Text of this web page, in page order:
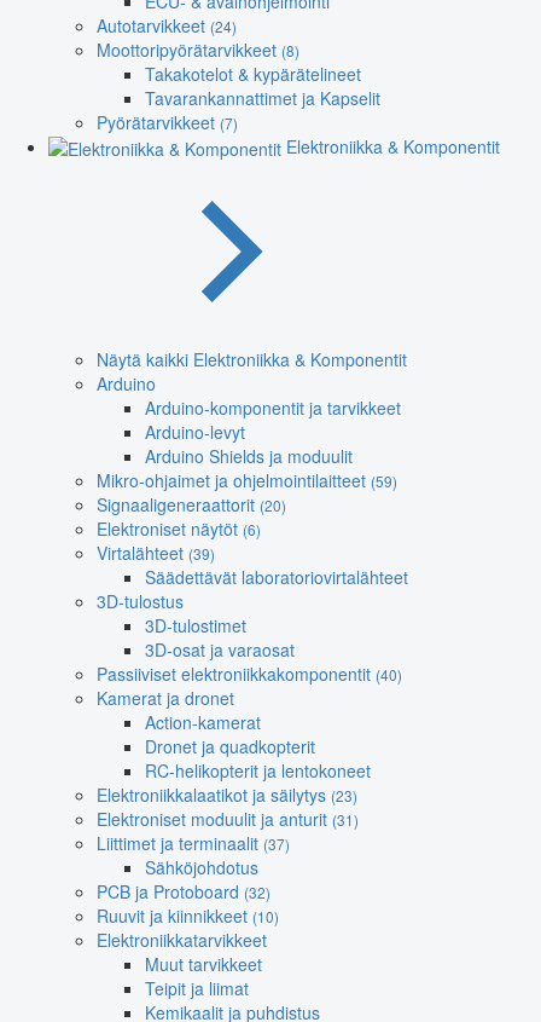
Autotarvikkeet (24)
Moottoripyörätarvikkeet (8)
Takakotelot & kypärätelineet
Tavarankannattimet ja Kapselit
Pyörätarvikkeet (7)
Elektroniikka & Komponentit
Näytä kaikki Elektroniikka & Komponentit
Arduino
Arduino-komponentit ja tarvikkeet
Arduino-levyt
Arduino Shields ja moduulit
Mikro-ohjaimet ja ohjelmointilaitteet (59)
Signaaligeneraattorit (20)
Elektroniset näytöt (6)
Virtalähteet (39)
Säädettävät laboratoriovirtalähteet
3D-tulostus
3D-tulostimet
3D-osat ja varaosat
Passiiviset elektroniikkakomponentit (40)
Kamerat ja dronet
Action-kamerat
Dronet ja quadkopterit
RC-helikopterit ja lentokoneet
Elektroniikkalaatikot ja säilytys (23)
Elektroniset moduulit ja anturit (31)
Liittimet ja terminaalit (37)
Sähköjohdotus
PCB ja Protoboard (32)
Ruuvit ja kiinnikkeet (10)
Elektroniikkatarvikkeet
Muut tarvikkeet
Teipit ja liimat
Kemikaalit ja puhdistus